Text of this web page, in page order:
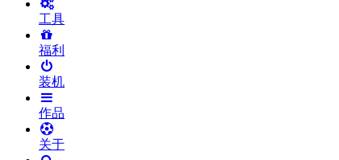
工具
福利
装机
作品
关于